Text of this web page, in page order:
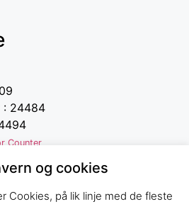
: 24484
Counter
og cookies
Cookies, på lik linje med de fleste